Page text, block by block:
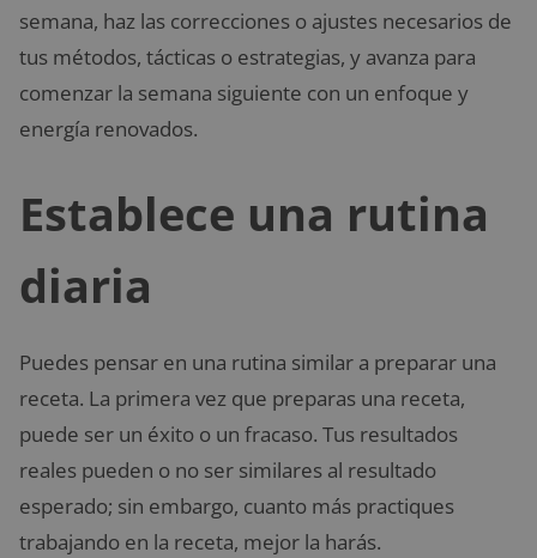
semana, haz las correcciones o ajustes necesarios de
tus métodos, tácticas o estrategias, y avanza para
comenzar la semana siguiente con un enfoque y
energía renovados.
Establece una rutina
diaria
Puedes pensar en una rutina similar a preparar una
receta. La primera vez que preparas una receta,
puede ser un éxito o un fracaso. Tus resultados
reales pueden o no ser similares al resultado
esperado; sin embargo, cuanto más practiques
trabajando en la receta, mejor la harás.